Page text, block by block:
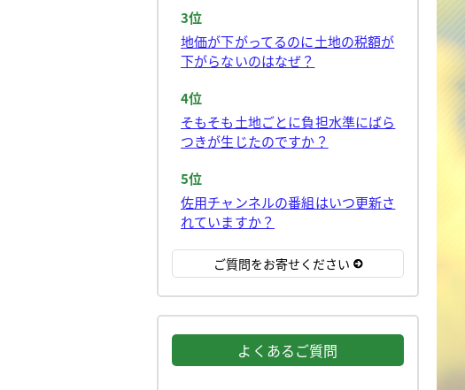
3位
地価が下がってるのに土地の税額が
下がらないのはなぜ？
4位
そもそも土地ごとに負担水準にばら
つきが生じたのですか？
5位
佐用チャンネルの番組はいつ更新さ
れていますか？
ご質問をお寄せください
よくあるご質問